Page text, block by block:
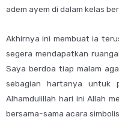
adem ayem di dalam kelas
Akhirnya ini membuat ia
segera mendapatkan
Saya berdoa tiap malam
sebagian hartanya untuk
Alhamdulillah hari ini Allah
bersama-sama acara